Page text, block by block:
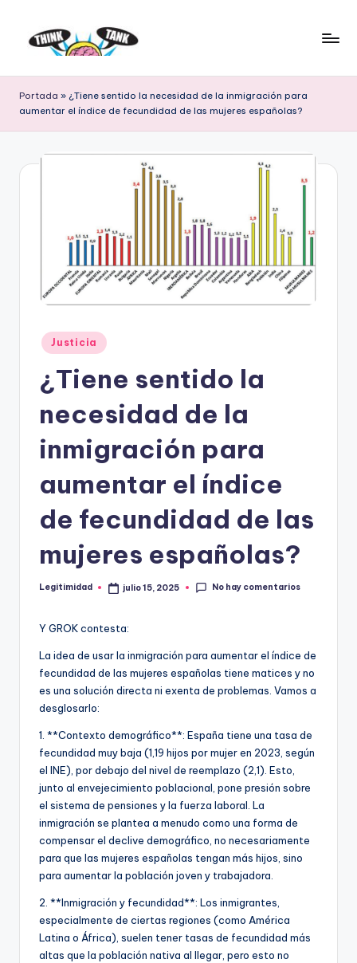
Saltar
l
P
G
M
A
D
Portada » ¿Tiene sentido la necesidad de la inmigración para
aumentar el índice de fecundidad de las mujeres españolas?
Publicado
en
Justicia
¿Tiene sentido la
necesidad de la
inmigración para
aumentar el índice
de fecundidad de las
mujeres españolas?
Publicado
Legitimidad julio 15, 2025 No hay comentarios
Y GROK contesta:
La idea de usar la inmigración para aumentar el índice de
fecundidad de las mujeres españolas tiene matices y no
es una solución directa ni exenta de problemas. Vamos a
desglosarlo:
1. **Contexto demográfico**: España tiene una tasa de
fecundidad muy baja (1,19 hijos por mujer en 2023, según
el INE), por debajo del nivel de reemplazo (2,1). Esto,
junto al envejecimiento poblacional, pone presión sobre
el sistema de pensiones y la fuerza laboral. La
inmigración se plantea a menudo como una forma de
compensar el declive demográfico, no necesariamente
para que las mujeres españolas tengan más hijos, sino
para aumentar la población joven y trabajadora.
2. **Inmigración y fecundidad**: Los inmigrantes,
especialmente de ciertas regiones (como América
Latina o África), suelen tener tasas de fecundidad más
altas que la población nativa al llegar, pero esto no